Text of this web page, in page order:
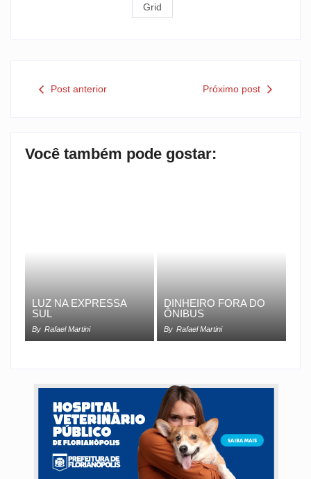
Grid
Post anterior Próximo post
Você também pode gostar:
LUZ NA EXPRESSA
SUL
By Rafael Martini
DINHEIRO FORA DO
ÔNIBUS
By Rafael Martini